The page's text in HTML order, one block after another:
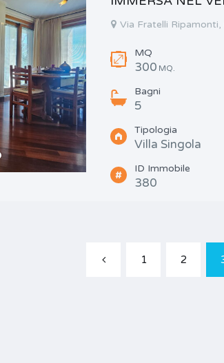
Via Fratelli
MQ
300 MQ.
Bagni
5
Tipologia
Villa Singola
ID Immobile
380
1 2